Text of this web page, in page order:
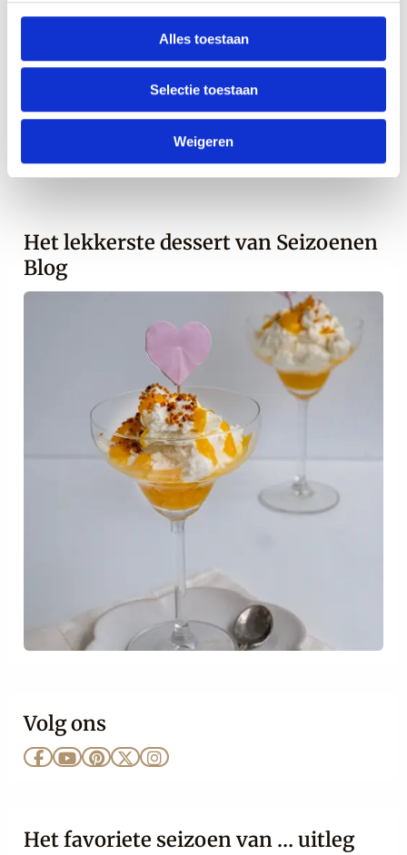
Alles toestaan
Selectie toestaan
Weigeren
geïnspireerd op de vier seizoenen. Ook
feestdagen zijn een onderdeel van onze
Het lekkerste dessert van Seizoenen
Blog
Volg ons
Ga Ga Ga Ga Ga
Het favoriete seizoen van … uitleg